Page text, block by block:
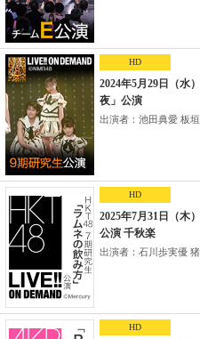
HD
2024年5月29日（水
夜」公演
出演者：池田典愛 板垣
HD
2025年7月31日（木
公演 千秋楽
出演者：石川歩実優 猪
HD